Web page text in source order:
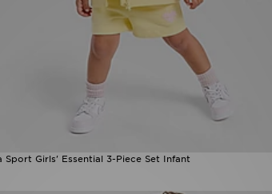
Sport Girls' Essential 3-Piece Set Infant